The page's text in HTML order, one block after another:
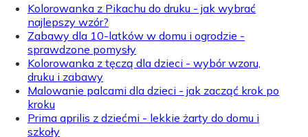
Kolorowanka z Pikachu do druku - jak wybrać
najlepszy wzór?
Zabawy dla 10-latków w domu i ogrodzie -
sprawdzone pomysły
Kolorowanka z tęczą dla dzieci - wybór wzoru,
druku i zabawy
Malowanie palcami dla dzieci - jak zacząć krok po
kroku
Prima aprilis z dziećmi - lekkie żarty do domu i
szkoły